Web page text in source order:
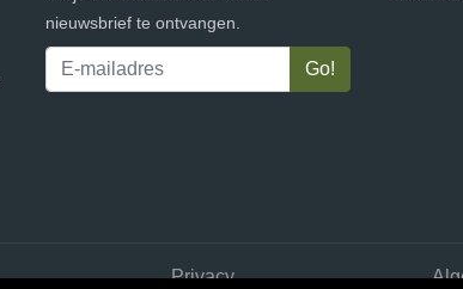
nieuwsbrief te ontvangen.
Privacy